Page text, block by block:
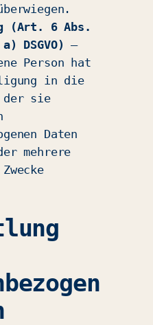
(Art. 6 Abs.
DSGVO)–
Person hat
in die
der sie
Daten
mehrere